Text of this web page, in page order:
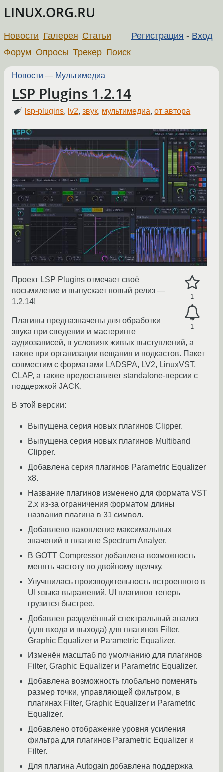
LINUX.ORG.RU
Регистрация - Вход
Новости Галерея Статьи
Форум Опросы Трекер Поиск
Новости — Мультимедиа
LSP Plugins 1.2.14
lsp-plugins, lv2,звук, мультимедиа,от автора
1
1
Проект LSP Plugins отмечает своё
восьмилетие и выпускает новый релиз —
1.2.14!
Плагины предназначены для обработки
звука при сведении и мастеринге
аудиозаписей, в условиях живых выступлений, а
также при организации вещания и подкастов. Пакет
совместим с форматами LADSPA, LV2, LinuxVST,
CLAP, а также предоставляет standalone-версии с
поддержкой JACK.
В этой версии:
Выпущена серия новых плагинов Clipper.
Выпущена серия новых плагинов Multiband
Clipper.
Добавлена серия плагинов Parametric Equalizer
x8.
Название плагинов изменено для формата VST
2.x из-за ограничения форматом длины
названия плагина в 31 символ.
Добавлено накопление максимальных
значений в плагине Spectrum Analyer.
В GOTT Compressor добавлена возможность
менять частоту по двойному щелчку.
Улучшилась производительность встроенного в
UI языка выражений, UI плагинов теперь
грузится быстрее.
Добавлен разделённый спектральный анализ
(для входа и выхода) для плагинов Filter,
Graphic Equalizer и Parametric Equalizer.
Изменён масштаб по умолчанию для плагинов
Filter, Graphic Equalizer и Parametric Equalizer.
Добавлена возможность глобально поменять
размер точки, управляющей фильтром, в
плагинах Filter, Graphic Equalizer и Parametric
Equalizer.
Добавлено отображение уровня усиления
фильтра для плагинов Parametric Equalizer и
Filter.
Для плагина Autogain добавлена поддержка